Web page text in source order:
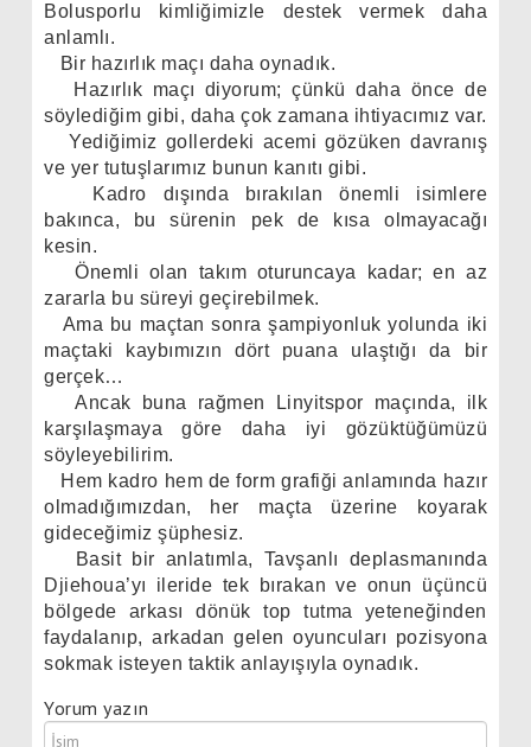
Bolusporlu kimliğimizle destek vermek daha
anlamlı.
Bir hazırlık maçı daha oynadık.
Hazırlık maçı diyorum; çünkü daha önce de
söylediğim gibi, daha çok zamana ihtiyacımız var.
Yediğimiz gollerdeki acemi gözüken davranış
ve yer tutuşlarımız bunun kanıtı gibi.
Kadro dışında bırakılan önemli isimlere
bakınca, bu sürenin pek de kısa olmayacağı
kesin.
Önemli olan takım oturuncaya kadar; en az
zararla bu süreyi geçirebilmek.
Ama bu maçtan sonra şampiyonluk yolunda iki
maçtaki kaybımızın dört puana ulaştığı da bir
gerçek…
Ancak buna rağmen Linyitspor maçında, ilk
karşılaşmaya göre daha iyi gözüktüğümüzü
söyleyebilirim.
Hem kadro hem de form grafiği anlamında hazır
olmadığımızdan, her maçta üzerine koyarak
gideceğimiz şüphesiz.
Basit bir anlatımla, Tavşanlı deplasmanında
Djiehoua’yı ileride tek bırakan ve onun üçüncü
bölgede arkası dönük top tutma yeteneğinden
faydalanıp, arkadan gelen oyuncuları pozisyona
sokmak isteyen taktik anlayışıyla oynadık.
Yorum yazın